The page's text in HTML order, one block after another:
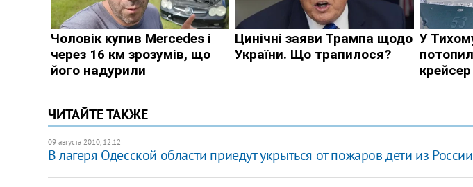
ЧИТАЙТЕ ТАКЖЕ
09 августа 2010, 12:12
В лагеря Одесской области приедут укрыться от пожаров дети из России